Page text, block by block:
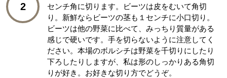
2
センチ角に切ります。ビーツは皮をむいて角切
り。新鮮ならビーツの茎も１センチに小口切り。
ビーツは他の野菜に比べて、みっちり質量がある
感じで硬いです。手を切らないように注意してく
ださい。本場のボルシチは野菜を千切りにしたり
下ろしたりしますが、私は形のしっかりある角切
りが好き。お好きな切り方でどうぞ。